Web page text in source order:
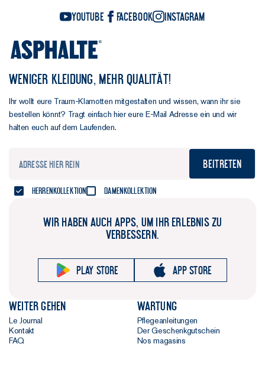
YouTube Facebook Instagram
WENIGER KLEIDUNG, MEHR QUALITÄT!
Ihr wollt eure Traum-Klamotten mitgestalten und wissen, wann ihr sie
bestellen könnt? Tragt einfach hier eure E-Mail Adresse ein und wir
halten euch auf dem Laufenden.
Beitreten
Herrenkollektion Damenkollektion
WIR HABEN AUCH APPS, UM IHR ERLEBNIS ZU
VERBESSERN.
Play store App store
Weiter gehen
Le Journal
Kontakt
FAQ
Wartung
Pflegeanleitungen
Der Geschenkgutschein
Nos magasins